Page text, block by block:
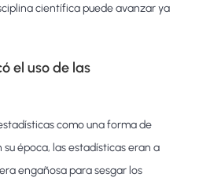
científica puede avanzar ya
el uso de las
como una forma de
época, las estadísticas eran a
engañosa para sesgar los